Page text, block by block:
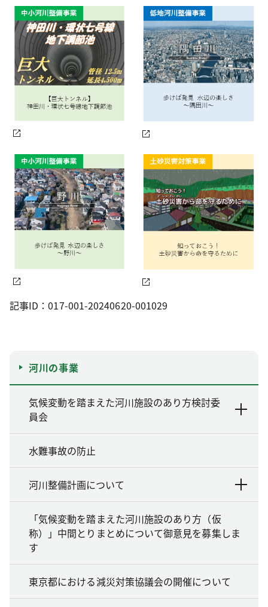
記事ID：017-001-20240620-001029
河川の事業
気候変動を踏まえた河川施設のあり方検討委
員会
水難事故の防止
河川整備計画について
「気候変動を踏まえた河川施設のあり方（仮
称）」中間とりまとめについて御意見を募集しま
す
東京都における減災対策協議会の開催について